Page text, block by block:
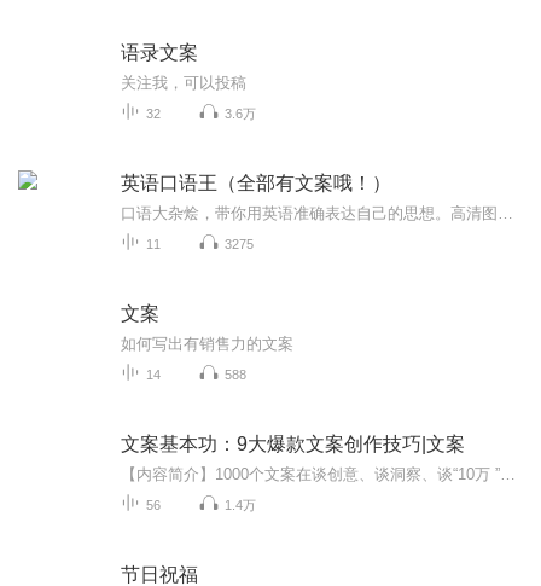
语录文案
关注我，可以投稿
32 3.6万
英语口语王（全部有文案哦！）
11 3275
文案
如何写出有销售力的文案
14 588
文案基本功：9大爆款文案创作技巧|文案
56 1.4万
节日祝福